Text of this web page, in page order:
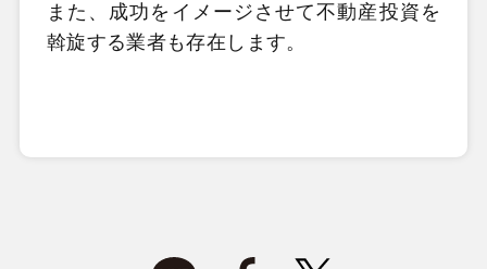
また、成功をイメージさせて不動産投資を
斡旋する業者も存在します。